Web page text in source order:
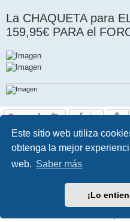
Este sitio web utiliza
obtenga la mejor
web. Saber más
¡Lo
La CHAQUETA para
159,95€ PARA el
Responder
1 mensaje
Desarrollado porphpBB®
Traducción al